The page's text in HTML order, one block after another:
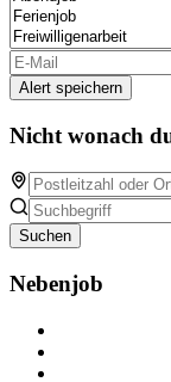
Alert speichern
Nicht wonach
Suchen
Nebenjob